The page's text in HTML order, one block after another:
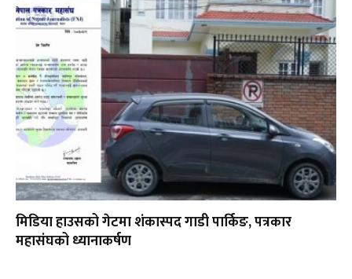
मिडिया हाउसको गेटमा शंकास्पद गाडी पार्किङ, पत्रकार
महासंघको ध्यानाकर्षण